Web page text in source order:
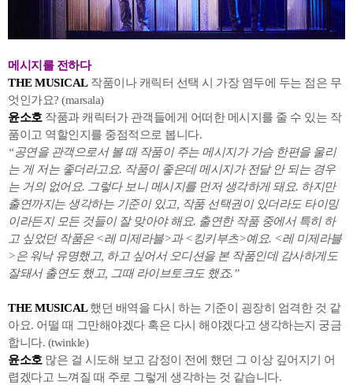
메시지를 전하다
THE MUSICAL작품이나 캐릭터 선택 시 가장 염두에 두는 점은 무
엇인가요? (marsala)
윤소호 작품과 캐릭터가 관객들에게 어떠한 메시지를 줄 수 있는 작
품이고 역할인지를 중점적으로 봅니다.
“공연을 관객으로서 볼 때 작품이 주는 메시지가 가슴 한편을 울리
는 게 저는 좋더라고요. 작품이 좋은데 메시지가 전달 안 되는 경우
는 거의 없어요. 그렇다 보니 메시지를 먼저 생각하게 돼요. 하지만
출연까지는 생각하는 기준이 있고, 작품 선택권이 있더라도 타이밍
이라든지 모든 것들이 잘 맞아야 해요. 출연한 작품 중에서 특히 하
고 싶었던 작품은 <레 미제라블>과 <킹키부츠>예요. <레 미제라블
>은 워낙 유명했고, 하고 싶어서 오디션을 본 작품인데 감사하게도
잘돼서 출연도 했고, 그때 라이브토크도 했죠.”
THE MUSICAL했던 배역을 다시 하는 기준이 굉장히 엄격한 것 같
아요. 어떨 때 그만해야겠다 혹은 다시 해야겠다고 생각하는지 궁금
합니다. (twinkle)
윤소호 많은 걸 시도해 보고 감정이 전에 했던 그 이상 깊어지기 어
렵겠다고 느껴질 때 주로 그렇게 생각하는 것 같습니다.